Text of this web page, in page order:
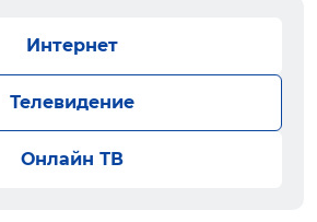
Интернет
Телевидение
Онлайн ТВ